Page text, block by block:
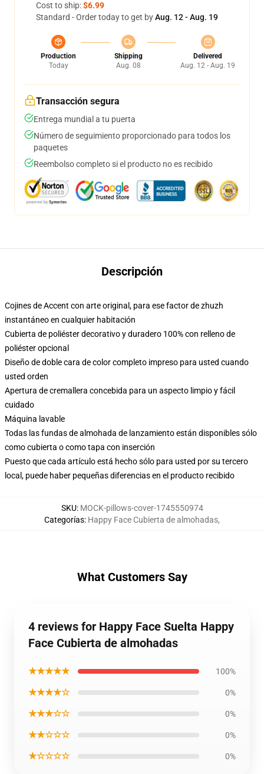
Cost to ship:$6.99
Standard - Order today to get byAug. 12 - Aug. 19
Production
Today
Shipping
Aug. 08
Delivered
Aug. 12 - Aug. 19
Transacción segura
Entrega mundial a tu puerta
Número de seguimiento proporcionado para todos los
paquetes
Reembolso completo si el producto no es recibido
Descripción
Cojines de Accent con arte original, para ese factor de zhuzh
instantáneo en cualquier habitación
Cubierta de poliéster decorativo y duradero 100% con relleno de
poliéster opcional
Diseño de doble cara de color completo impreso para usted cuando
usted orden
Apertura de cremallera concebida para un aspecto limpio y fácil
cuidado
Máquina lavable
Todas las fundas de almohada de lanzamiento están disponibles sólo
como cubierta o como tapa con inserción
Puesto que cada artículo está hecho sólo para usted por su tercero
local, puede haber pequeñas diferencias en el producto recibido
SKU: MOCK-pillows-cover-1745550974
Categorías: Happy Face Cubierta de almohadas,
What Customers Say
4 reviews for Happy Face Suelta Happy
Face Cubierta de almohadas
★★★★★ 100%
★★★★☆ 0%
★★★☆☆ 0%
★★☆☆☆ 0%
★☆☆☆☆ 0%